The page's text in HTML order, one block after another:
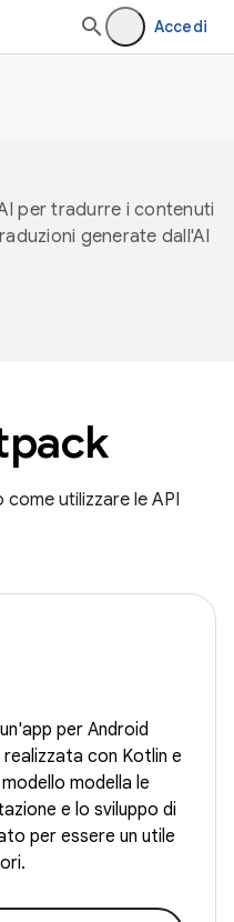
Accedi
per tradurre i contenuti
generate dall'AI
utilizzare le API
per Android
con Kotlin e
modella le
e lo sviluppo di
per essere un utile